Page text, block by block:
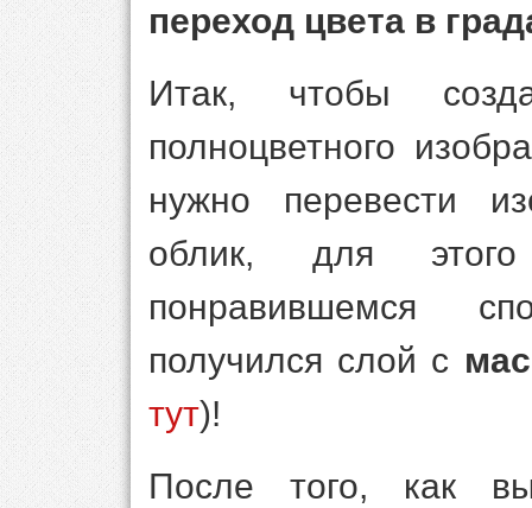
переход цвета в
Итак, чтобы
полноцветного
нужно перевести
облик, для этого
понравившемся
получился слой с
тут)!
После того, как